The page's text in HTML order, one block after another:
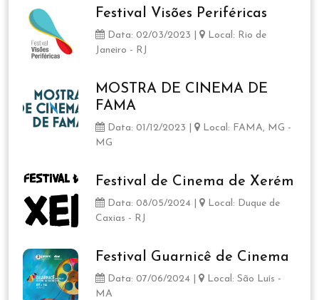
Festival Visões Periféricas
Data: 02/03/2023 |
Local: Rio de
Janeiro - RJ
MOSTRA DE CINEMA DE
FAMA
Data: 01/12/2023 |
Local: FAMA, MG -
MG
Festival de Cinema de Xerém
Data: 08/05/2024 |
Local: Duque de
Caxias - RJ
Festival Guarnicê de Cinema
Data: 07/06/2024 |
Local: São Luís -
MA